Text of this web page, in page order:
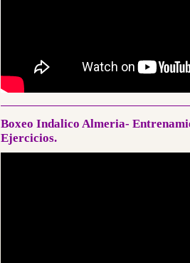
Boxeo Indalico Almeria-
Ejercicios.